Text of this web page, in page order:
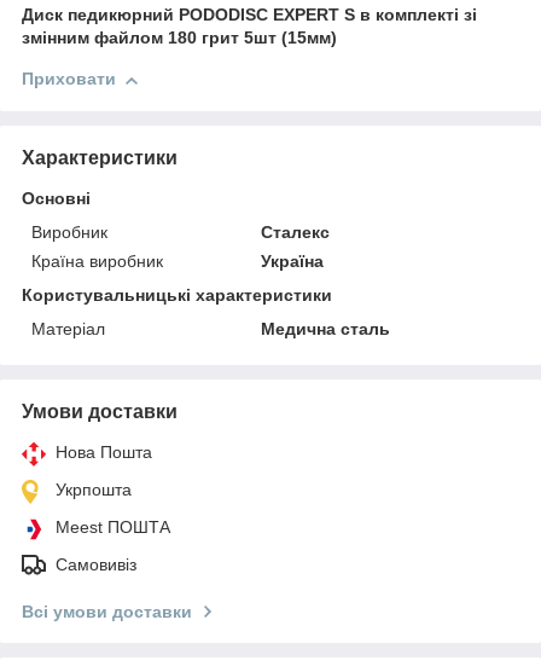
Диск педикюрний PODODISC EXPERT S в комплекті зі
змінним файлом 180 грит 5шт (15мм)
Приховати
Характеристики
Основні
Виробник
Сталекс
Країна виробник
Україна
Користувальницькі характеристики
Матеріал
Медична сталь
Умови доставки
Нова Пошта
Укрпошта
Meest ПОШТА
Самовивіз
Всі умови доставки